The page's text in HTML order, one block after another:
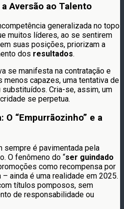
Aversão ao Talento
generalizada no topo
muitos líderes, ao se sentirem
suas posições, priorizam a
dos resultados.
se manifesta na contratação e
menos capazes, uma tentativa de
Cria-se, assim, um
se perpetua.
O “Empurrãozinho” e a
sempre é pavimentada pela
O fenômeno do “ser guindado
como recompensa por
ainda é uma realidade em 2025.
títulos pomposos, sem
de responsabilidade ou